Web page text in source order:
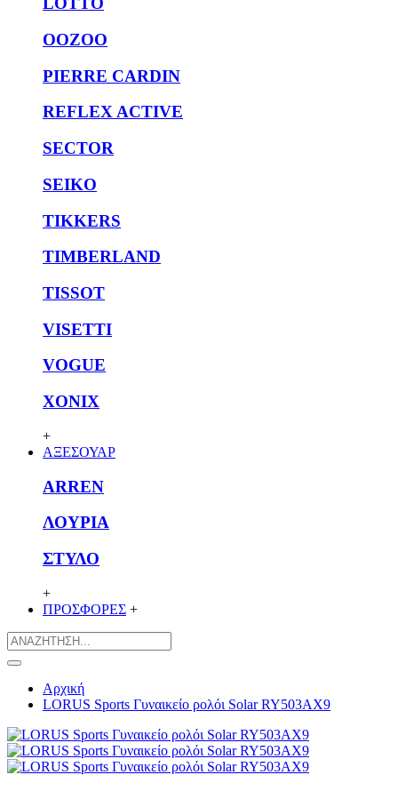
OOZOO
PIERRE CARDIN
REFLEX ACTIVE
SECTOR
SEIKO
TIKKERS
TIMBERLAND
TISSOT
VISETTI
VOGUE
XONIX
+
ΑΞΕΣΟΥΑΡ
ARREN
ΛΟΥΡΙΑ
ΣΤΥΛΟ
+
ΠΡΟΣΦΟΡΕΣ +
Αρχική
LORUS Sports Γυναικείο ρολόι Solar RY503AX9